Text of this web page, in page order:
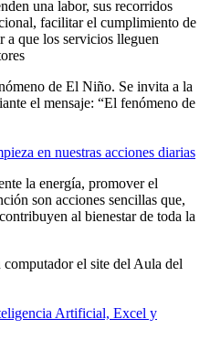
una labor, sus recorridos
facilitar el cumplimiento de
que los servicios lleguen
en nuestras acciones diarias
la energía, promover el
son acciones sencillas que,
al bienestar de toda la
Artificial, Excel y